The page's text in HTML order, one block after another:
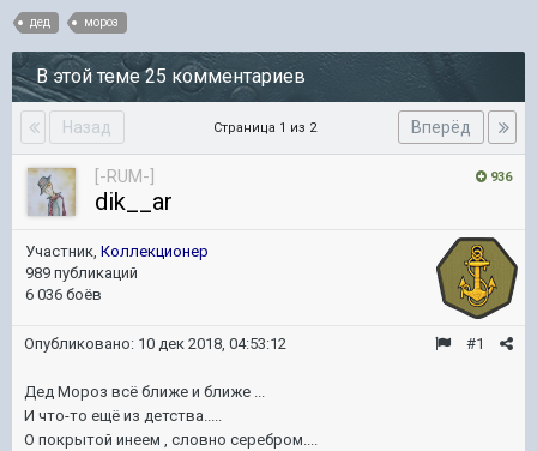
дед мороз
В этой теме 25 комментариев
Назад Вперёд
Страница 1 из 2
936
[-RUM-]
dik__ar
Участник, Коллекционер
989 публикаций
6 036 боёв
#1
Опубликовано: 10 дек 2018, 04:53:12
Дед Мороз всё ближе и ближе ...
И что-то ещё из детства.....
О покрытой инеем , словно серебром....